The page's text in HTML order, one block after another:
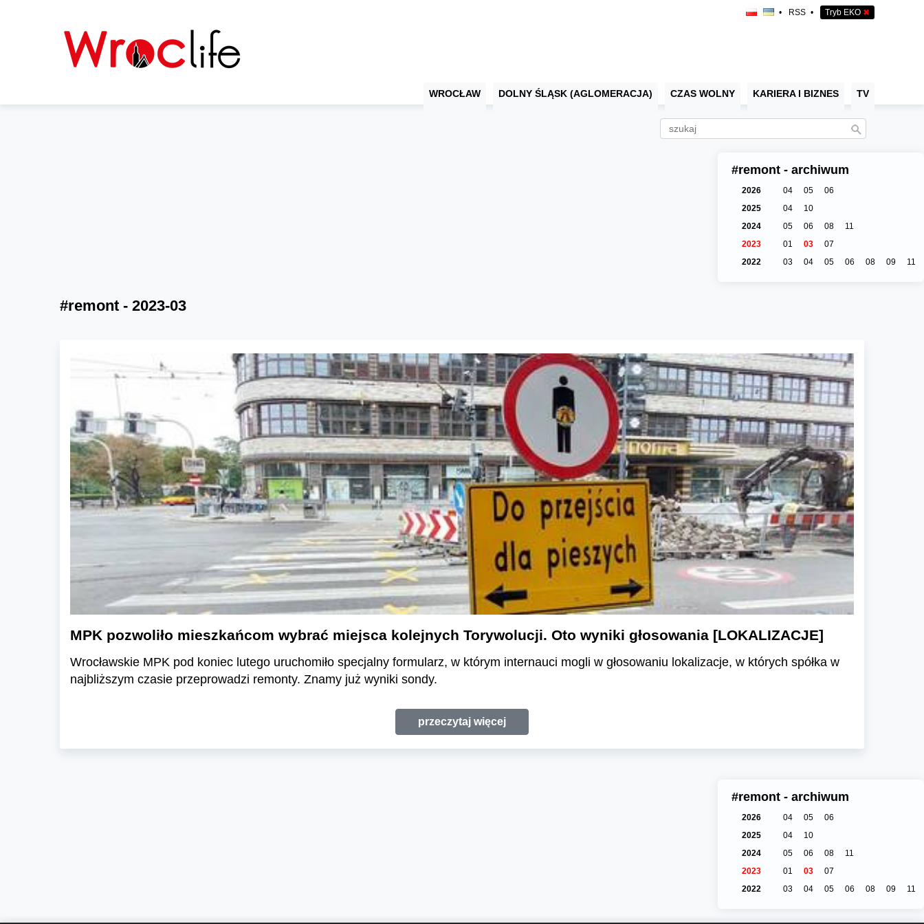
• RSS • Tryb EKO ✖
WROCŁAW DOLNY ŚLĄSK (AGLOMERACJA) CZAS WOLNY KARIERA I BIZNES TV
#remont - archiwum
2026 04 05
06
2025
04
10
2024
05 06 08
11
2023
01 03
07
2022
03 04 05 06 08 09 11
#remont - 2023-03
MPK pozwoliło mieszkańcom wybrać miejsca kolejnych Torywolucji. Oto wyniki głosowania [LOKALIZACJE]
Wrocławskie MPK pod koniec lutego uruchomiło specjalny formularz, w którym internauci mogli w głosowaniu lokalizacje, w których spółka w
najbliższym czasie przeprowadzi remonty. Znamy już wyniki sondy.
przeczytaj więcej
#remont - archiwum
2026 04 05
06
2025
04
10
2024
05 06 08
11
2023
01 03
07
2022
03 04 05 06 08 09 11